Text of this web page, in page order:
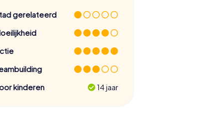
gerelateerd
kinderen
14 jaar